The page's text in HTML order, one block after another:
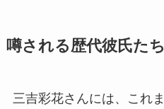
噂される歴代彼氏たち
三吉彩花さんには、これ